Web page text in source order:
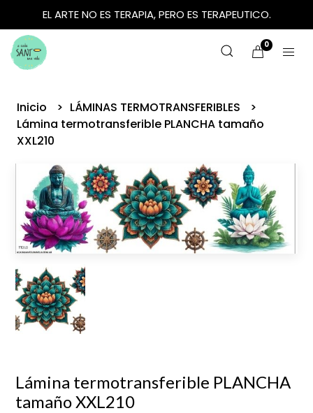
EL ARTE NO ES TERAPIA, PERO ES TERAPEUTICO.
0
Inicio
LÁMINAS TERMOTRANSFERIBLES
Lámina termotransferible PLANCHA tamaño
XXL210
Lámina termotransferible PLANCHA
tamaño XXL210